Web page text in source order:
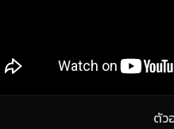
ตัว